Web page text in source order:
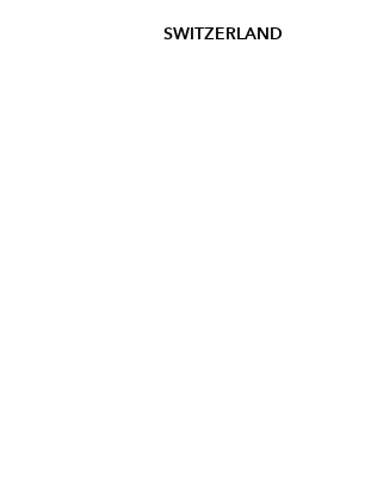
SWITZERLAND